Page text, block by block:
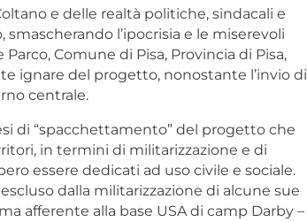
e delle realtà politiche, sindacali e
l’ipocrisia e le miserevoli
Comune di Pisa, Provincia di Pisa,
ignare del progetto, nonostante l’invio di
centrale.
di “spacchettamento” del progetto che
in termini di militarizzazione e di
essere dedicati ad uso civile e sociale.
dalla militarizzazione di alcune sue
afferente alla base USA di camp Darby –